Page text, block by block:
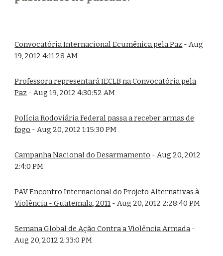
Convocatória Internacional Ecumênica pela Paz - Aug
19, 2012 4:11:28 AM
Professora representará IECLB na Convocatória pela
Paz - Aug 19, 2012 4:30:52 AM
Polícia Rodoviária Federal passa a receber armas de
fogo - Aug 20, 2012 1:15:30 PM
Campanha Nacional do Desarmamento - Aug 20, 2012
2:4:0 PM
PAV Encontro Internacional do Projeto Alternativas à
Violência - Guatemala, 2011 - Aug 20, 2012 2:28:40 PM
Semana Global de Ação Contra a Violência Armada-
Aug 20, 2012 2:33:0 PM